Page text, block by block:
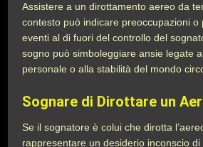
Assistere a un dirottamento aereo da
contesto può indicare preoccupazioni o
eventi al di fuori del controllo del
sogno può simboleggiare ansie legate
personale o alla stabilità del mondo
Sognare di Dirottare un
Se il sognatore è colui che dirotta
rappresentare un desiderio inconscio